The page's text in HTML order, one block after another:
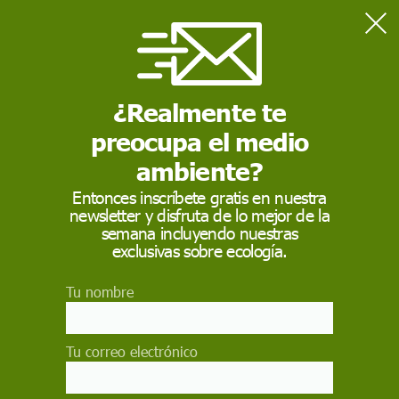
BOUS AL CARRER
Bous al carrer(en castellano Toros en la calle
también llamadoCorrebous, es una fiesta taurina popular
típica, donde se sueltan, conducen, torean o recortan las
reses bravas sin que exista lidia de las mismas.
¿Realmente te
preocupa el medio
ambiente?
Entonces inscríbete gratis en nuestra
newsletter y disfruta de lo mejor de la
semana incluyendo nuestras
exclusivas sobre ecología.
Tu nombre
Tu correo electrónico